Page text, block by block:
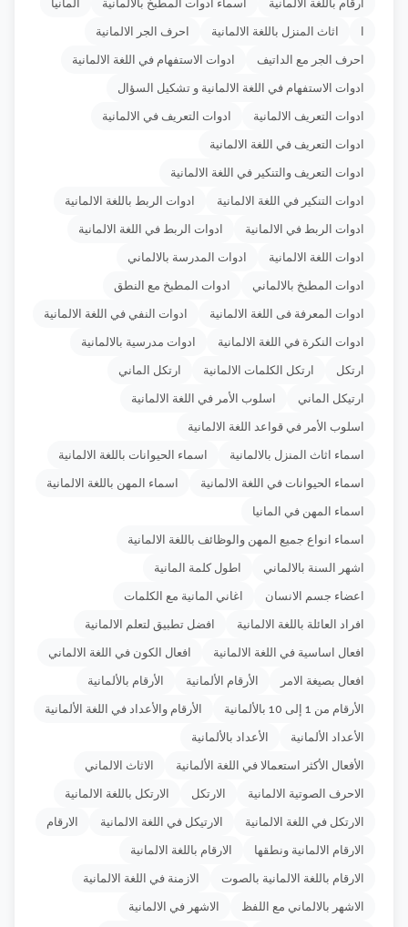
أرقام باللغة الألمانية أسماء أدوات المطبخ بالألمانية ألمانيا
اثاث المنزل باللغة الالمانية احرف الجر الالمانية
احرف الجر مع الداتيف ادوات الاستفهام في اللغة الالمانية
ادوات الاستفهام في اللغة الالمانية و تشكيل السؤال
ادوات التعريف الالمانية ادوات التعريف في الالمانية
ادوات التعريف في اللغة الالمانية
ادوات التعريف والتنكير في اللغة الالمانية
ادوات التنكير في اللغة الالمانية ادوات الربط باللغة الالمانية
ادوات الربط في الالمانية ادوات الربط في اللغة الالمانية
ادوات اللغة الالمانية ادوات المدرسة بالالماني
ادوات المطبخ بالالماني ادوات المطبخ مع النطق
ادوات المعرفة فى اللغة الالمانية ادوات النفي في اللغة الالمانية
ادوات النكرة في اللغة الالمانية ادوات مدرسية بالالمانية
ارتكل ارتكل الكلمات الالمانية ارتكل الماني
ارتيكل الماني اسلوب الأمر في اللغة الالمانية
اسلوب الأمر في قواعد اللغة الالمانية
اسماء اثاث المنزل بالالمانية اسماء الحيوانات باللغة الالمانية
اسماء الحيوانات في اللغة الالمانية اسماء المهن باللغة الالمانية
اسماء المهن في المانيا
اسماء انواع جميع المهن والوظائف باللغة الالمانية
اشهر السنة بالالماني اطول كلمة المانية
اعضاء جسم الانسان اغاني المانية مع الكلمات
افراد العائلة باللغة الالمانية افضل تطبيق لتعلم الالمانية
افعال اساسية في اللغة الالمانية افعال الكون في اللغة الالماني
افعال بصيغة الامر الأرقام الألمانية الأرقام بالألمانية
الأرقام من 1 إلى 10 بالألمانية الأرقام والأعداد في اللغة الألمانية
الأعداد الألمانية الأعداد بالألمانية
الأفعال الأكثر استعمالا في اللغة الألمانية الاثاث الالماني
الاحرف الصوتية الالمانية الارتكل الارتكل باللغة الالمانية
الارتكل في اللغة الالمانية الارتيكل في اللغة الالمانية الارقام
الارقام الالمانية ونطقها الارقام باللغة الالمانية
الارقام باللغة الالمانية بالصوت الازمنة في اللغة الالمانية
الاشهر بالالماني مع اللفظ الاشهر في الالمانية